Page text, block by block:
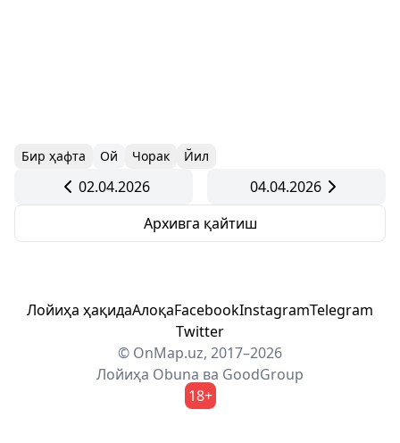
Бир ҳафта Ой Чорак Йил
02.04.2026
04.04.2026
Архивга қайтиш
Лойиҳа ҳақидаАлоқаFacebookInstagramTelegram
Twitter
© OnMap.uz, 2017–2026
Лойиҳа Obuna ва GoodGroup
18+